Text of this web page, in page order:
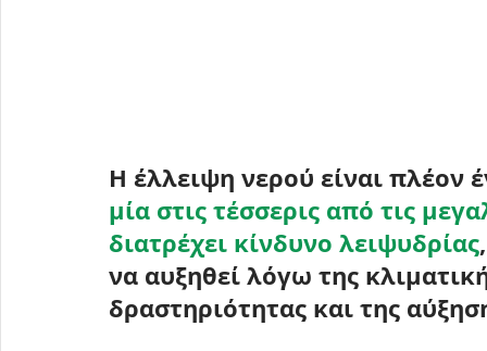
Η έλλειψη νερού είναι
μία στις τέσσερις από τις
διατρέχει κίνδυνο λειψυδρίας
να αυξηθεί λόγω της
δραστηριότητας και της